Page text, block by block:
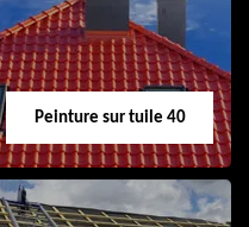
toiture 40
Peinture sur tuile 40